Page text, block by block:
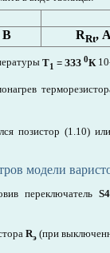
В RRt,
Т1 = ЗЗЗ 0К
позистор (1.10)
модели
переключатель S4
Rэ (при